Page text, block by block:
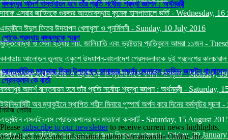
দাবারু এসরার জাহিদকে গুরুতর আহতাবস্থায় কুমেক হাসপাতালে ভর্তি- Wednesday, 16
এডমন্টনে ঈদুল ফিতর উদযাপন খেলাধুলা ও পূনর্মিলনী - Sunday, 10 July 2016
মুক্তিযোদ্ধা ও সেনা হত্যার দায়, জালিয়াতি এবং ভ্রষ্টতার প্রতিকুলে আমরা ১১জন-
কানাডায় আলোড়ন তুলছে একুশে উদযাপন-বাংলাদেশ প্রেসক্লাবকে দুই প্রদেশের কালচারাল
December 2014
বিশ্বায়নে একুশে ফেব্রুয়ারী ও বহুবিচিত্র সংস্কৃতির মাঝে বাঙ্গালী সংস্কৃতি-Monday,
বঙ্গবন্ধুর আদর্শ বাস্তবায়ন হবে তাঁর প্রতি সর্বোচ্চ শ্রদ্ধা জ্ঞাপন : অর্থমন্ত্রী - Saturday,
ইউনিভার্সিটি অব ম্যাকুইনে স্থাপিত শহীদ মিনারে পুস্পার্ঘ অর্পন করে দিনের কর্মসূচির সুচনা -
এডমন্টনে এসএইচএস প্রোডাকশনের মন মাতানো কনসার্ট- Saturday, 15 August
বেসা'র একুশে হেরিটেজ পদক ২০১৬ এর জন্য তিনজনের নামকরণ- Friday, 29
বঙ্গবন্ধুর আদর্শ বাস্তবায়ন হবে তাঁর প্রতি সর্বোচ্চ শ্রদ্ধা জ্ঞাপন : অর্থমন্ত্রী
শোকে-শ্রদ্ধায় বঙ্গবন্ধুকে স্মরণ
আন্তর্জাতিক মাতৃভাষা দিবস উপলক্ষ্যে কানাডার গভর্নর জেনারেল ডেভিড জনস্টন বাংলাদেশ
প্রেসক্লাব কে বার্তা
নিউজ লেটার
Please subscribe to our newsletterto receive current news highlights,
as well as news and information about Samajkantha Online Inc.